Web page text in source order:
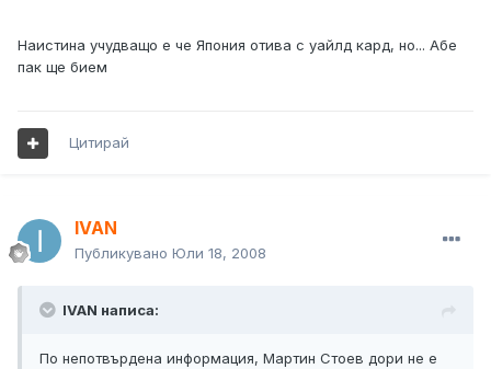
Наистина учудващо е че Япония отива с уайлд кард, но... Абе
пак ще бием
Цитирай
IVAN
Публикувано Юли 18, 2008
IVAN написа:
По непотвърдена информация, Мартин Стоев дори не е